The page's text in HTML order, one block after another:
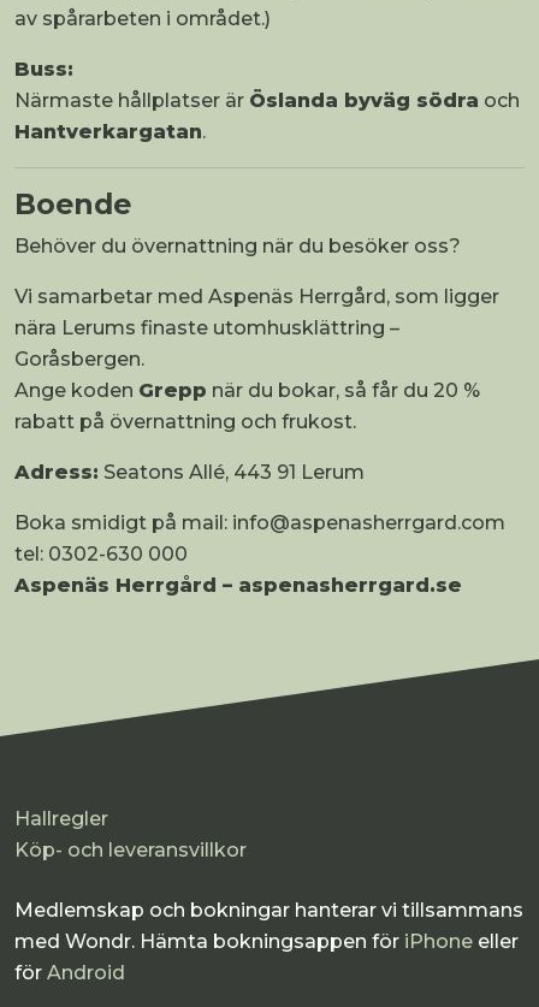
av spårarbeten i området.)
Buss:
Närmaste hållplatser är Öslanda byväg södra och
Hantverkargatan.
Boende
Behöver du övernattning när du besöker oss?
Vi samarbetar med Aspenäs Herrgård, som ligger
nära Lerums finaste utomhusklättring –
Goråsbergen.
Ange koden Grepp när du bokar, så får du 20 %
rabatt på övernattning och frukost.
Adress: Seatons Allé, 443 91 Lerum
Boka smidigt på mail: info@aspenasherrgard.com
tel: 0302-630 000
Aspenäs Herrgård – aspenasherrgard.se
Hallregler
Köp- och leveransvillkor
Medlemskap och bokningar hanterar vi tillsammans
med Wondr. Hämta bokningsappen för iPhone eller
för Android